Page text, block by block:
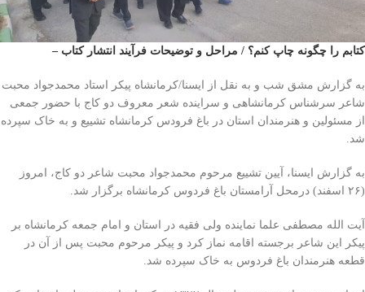
کتابم را چگونه چاپ کنم؟ / مراحل و توضیحات فرآیند انتشار کتاب –
به گزارش مشق شب و به نقل از ایسنا/کرمانشاه پیکر استاد محمدجواد محبت
شاعر سرشناس کرمانشاهی و سراینده شعر معروف دو کاج با حضور جمعی
از مسئولین و هنرمندان استان در باغ فرودس کرمانشاه تشییع و به خاک سپرده
شد.
به گزارش ایسنا، آیین تشییع مرحوم محمدجواد محبت شاعر دو کاج، امروز
(۲۶ اسفند) درمحل آرامستان باغ فردوس کرمانشاه برگزار شد.
آیت الله مصطفی علما نماینده ولی فقیه در استان و امام جمعه کرمانشاه بر
پیکر این شاعر برجسته اقامه نماز کرد و پیکر مرحوم محبت پس از آن در
قطعه هنرمندان باغ فردوس به خاک سپرده شد.